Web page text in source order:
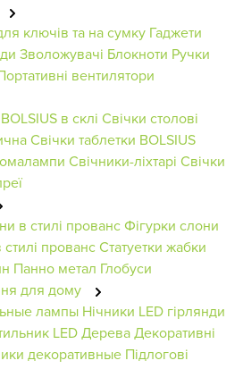
ключів та на сумку Гаджети
Зволожувачі Блокноти Ручки
вентилятори
в склі Свічки столові
Свічки таблетки BOLSIUS
Свічники-ліхтарі Свічки
в стилі провансФігурки слони
провансСтатуетки жабки
Панно метал Глобуси
для дому
лампы Нічники LED гірлянди
LED ДереваДекоративні
декоративные Підлогові